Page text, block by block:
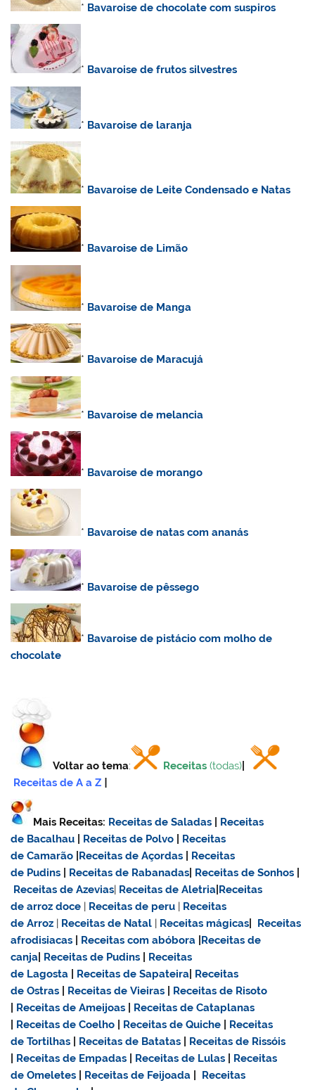
* Bavaroise de chocolate com suspiros
* Bavaroise de frutos silvestres
* Bavaroise de laranja
* Bavaroise de Leite Condensado e Natas
* Bavaroise de Limão
* Bavaroise de Manga
* Bavaroise de Maracujá
* Bavaroise de melancia
* Bavaroise de morango
* Bavaroise de natas com ananás
* Bavaroise de pêssego
* Bavaroise de pistácio com molho de
chocolate
Voltar ao tema: Receitas (todas)
Receitas de A a Z
Mais Receitas: Receitas de Saladas
Receitas
de Bacalhau
Receitas de Polvo
Receitas
de Camarão Receitas de Açordas
Receitas
de Pudins
Receitas de Rabanadas Receitas de Sonhos
Receitas de Azevias| Receitas de Aletria Receitas
dearroz doce | Receitas de peru | Receitas
de Arroz | Receitas de Natal | Receitas mágicas
Receitas
afrodisiacas
Receitas com abóbora Receitas de
canja Receitas de Pudins
Receitas
de Lagosta
Receitas de Sapateira Receitas
de Ostras
Receitas de Vieiras
Receitas de Risoto
Receitas de Ameijoas
Receitas de Cataplanas
Receitas de Coelho Receitas de Quiche
Receitas
de Tortilhas
Receitas de Batatas
Receitas de Rissóis
Receitas de Empadas Receitas de Lulas
Receitas
de Omeletes
Receitas de Feijoada
Receitas